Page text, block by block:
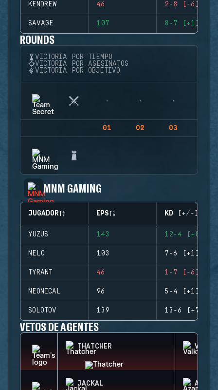
KENDREW 46 2-8 (-6)
SAVAGE 107 8-7 (+1)
ROUNDS
VICTORIA POR TIEMPO
VICTORIA POR ASESINATOS
VICTORIA POR OBJETIVO
01 02 03
MNM GAMING
JUGADOR EPS KD (+/-)
YUZUS 143 12-4 (+8)
NELO 103 7-6 (+1)
TYRANT 46 1-7 (-6)
NEONICAL 96 5-4 (+1)
SOLOTOV 139 13-6 (+7)
VETOS DE AGENTES
THATCHER
JACKAL AZAMI